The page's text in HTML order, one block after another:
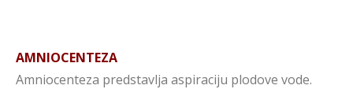
AMNIOCENTEZA
Amniocenteza predstavlja aspiraciju plodove vode.